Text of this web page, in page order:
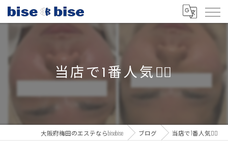
当店で1番人気☝🏻
大阪府梅田のエステならbisebise ブログ 当店で1番人気☝🏻